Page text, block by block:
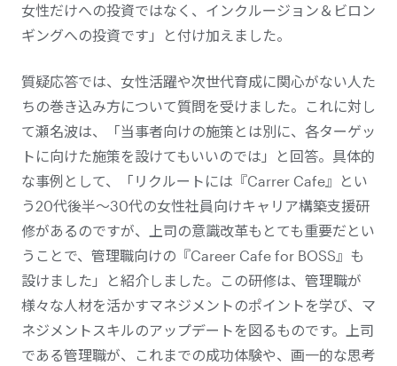
女性だけへの投資ではなく、 インクルージョン＆ビロン
ギングへの投資です」と付け加えました。
質疑応答では、女性活躍や次世代育成に関心がない人た
ちの巻き込み方について質問を受けました。これに対し
て瀬名波は、「当事者向けの施策とは別に、各ターゲッ
トに向けた施策を設けてもいいのでは」と回答。具体的
な事例として、「リクルートには『Carrer Cafe』とい
う20代後半～30代の女性社員向けキャリア構築支援研
修があるのですが、上司の意識改革もとても重要だとい
うことで、管理職向けの『Career Cafe for BOSS』も
設けました」と紹介しました。この研修は、管理職が
様々な人材を活かすマネジメントのポイントを学び、マ
ネジメントスキルのアップデートを図るものです。上司
である管理職が、これまでの成功体験や、画一的な思考